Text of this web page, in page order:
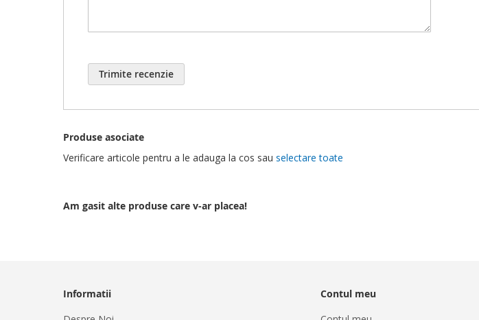
Trimite recenzie
Produse asociate
Verificare articole pentru a le adauga la cos sau selectare toate
Am gasit alte produse care v-ar placea!
Informatii
Contul meu